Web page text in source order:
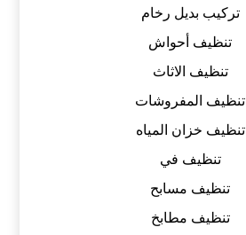
تركيب بديل رخام
تنظيف أحواش
تنظيف الاثاث
تنظيف المفروشات
تنظيف خزان المياه
تنظيف في
تنظيف مسابح
تنظيف مطابخ